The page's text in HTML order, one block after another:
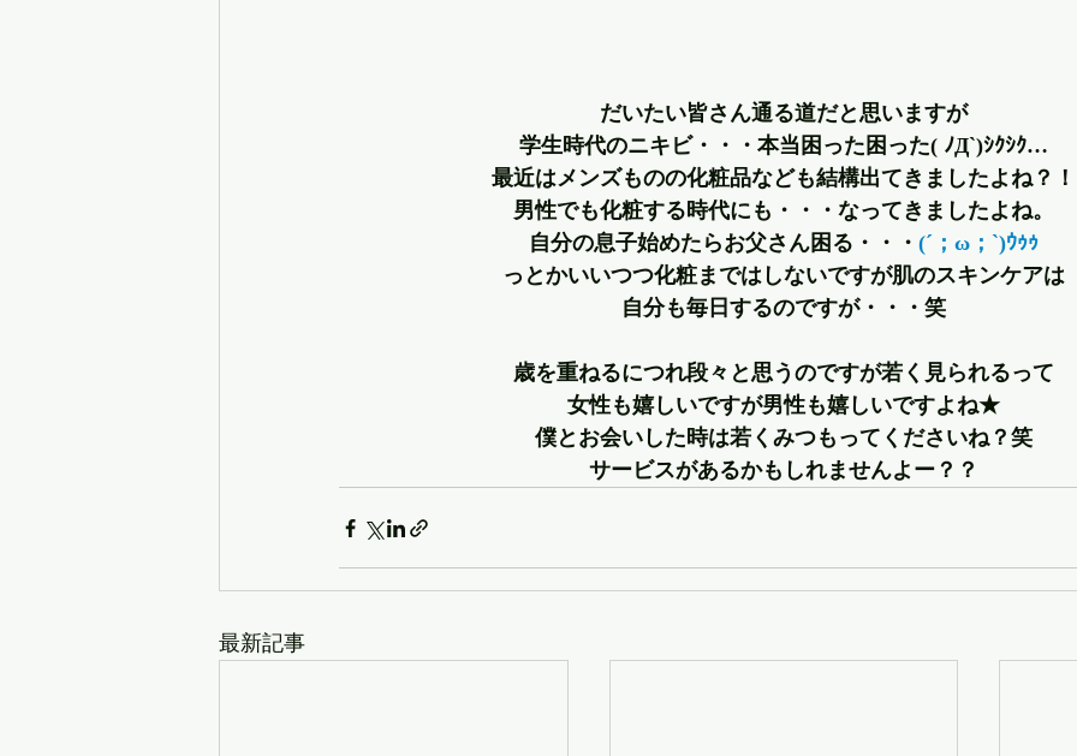
だいたい皆さん通る道だと思いますが
学生時代のニキビ・・・本当困った困った( ﾉД`)ｼｸｼｸ…
最近はメンズものの化粧品なども結構出てきましたよね？！
男性でも化粧する時代にも・・・なってきましたよね。
自分の息子始めたらお父さん困る・・・ (´；ω；`)ｳｩｩ
っとかいいつつ化粧まではしないですが肌のスキンケアは
自分も毎日するのですが・・・笑
歳を重ねるにつれ段々と思うのですが若く見られるって
女性も嬉しいですが男性も嬉しいですよね★
僕とお会いした時は若くみつもってくださいね？笑
サービスがあるかもしれませんよー？？
最新記事